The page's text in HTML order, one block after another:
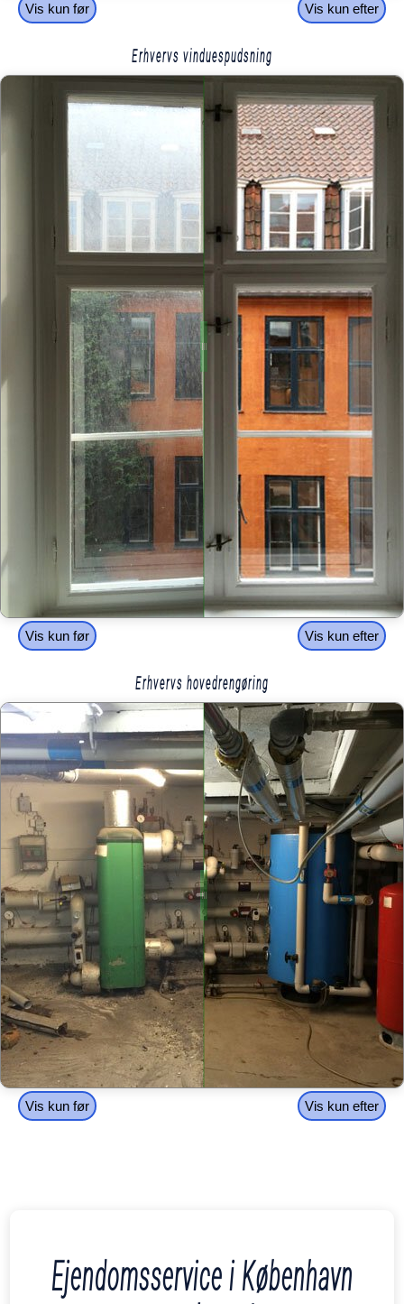
Vis kun før Vis kun efter
Erhvervs vinduespudsning
Vis kun før Vis kun efter
Erhvervs hovedrengøring
Vis kun før Vis kun efter
Ejendomsservice i København